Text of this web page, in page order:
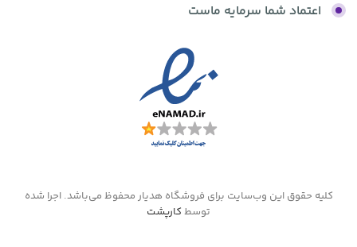
اعتماد شما سرمایه ماست
کلیه حقوق این وب‌سایت برای فروشگاه هدیار محفوظ می‌باشد. اجرا شده
توسط کارپشت